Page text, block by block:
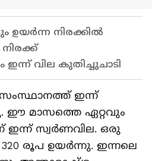
നിരക്കിൽ
ഇന്ന് വില കുതിച്ചുചാടി
സംസ്ഥാനത്ത് ഇന്ന്
ഈ മാസത്തെ ഏറ്റവും
ഇന്ന് സ്വർണവില. ഒരു
രൂപ ഉയർന്നു. ഇന്നലെ